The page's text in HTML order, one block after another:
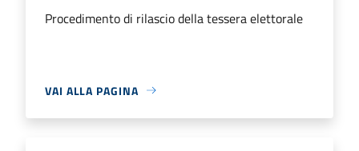
Procedimento di rilascio della tessera elettorale
VAI ALLA PAGINA